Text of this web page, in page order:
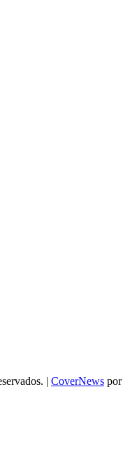
| CoverNews por